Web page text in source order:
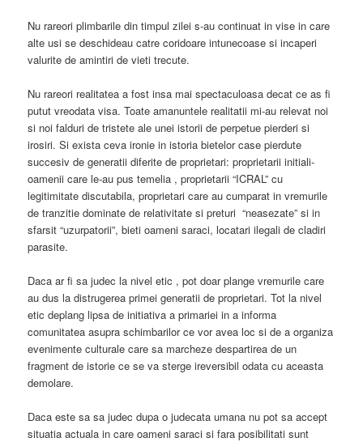
Nu rareori plimbarile din timpul zilei s-au continuat in vise in care
alte usi se deschideau catre coridoare intunecoase si incaperi
valurite de amintiri de vieti trecute.
Nu rareori realitatea a fost insa mai spectaculoasa decat ce as fi
putut vreodata visa. Toate amanuntele realitatii mi-au relevat noi
si noi falduri de tristete ale unei istorii de perpetue pierderi si
irosiri. Si exista ceva ironie in istoria bietelor case pierdute
succesiv de generatii diferite de proprietari: proprietarii initiali-
oamenii care le-au pus temelia , proprietarii “ICRAL” cu
legitimitate discutabila, proprietari care au cumparat in vremurile
de tranzitie dominate de relativitate si preturi “neasezate” si in
sfarsit “uzurpatorii”, bieti oameni saraci, locatari ilegali de cladiri
parasite.
Daca ar fi sa judec la nivel etic , pot doar plange vremurile care
au dus la distrugerea primei generatii de proprietari. Tot la nivel
etic deplang lipsa de initiativa a primariei in a informa
comunitatea asupra schimbarilor ce vor avea loc si de a organiza
evenimente culturale care sa marcheze despartirea de un
fragment de istorie ce se va sterge ireversibil odata cu aceasta
demolare.
Daca este sa sa judec dupa o judecata umana nu pot sa accept
situatia actuala in care oameni saraci si fara posibilitati sunt